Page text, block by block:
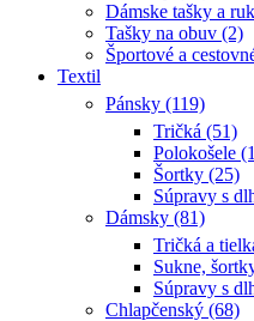
Dámske tašky a
Tašky na obuv (2)
Športové a
Textil
Pánsky (119)
Tričká (51)
Polokošele
Šortky (25)
Súpravy s
Dámsky (81)
Tričká a
Sukne,
Súpravy s
Chlapčenský (68)